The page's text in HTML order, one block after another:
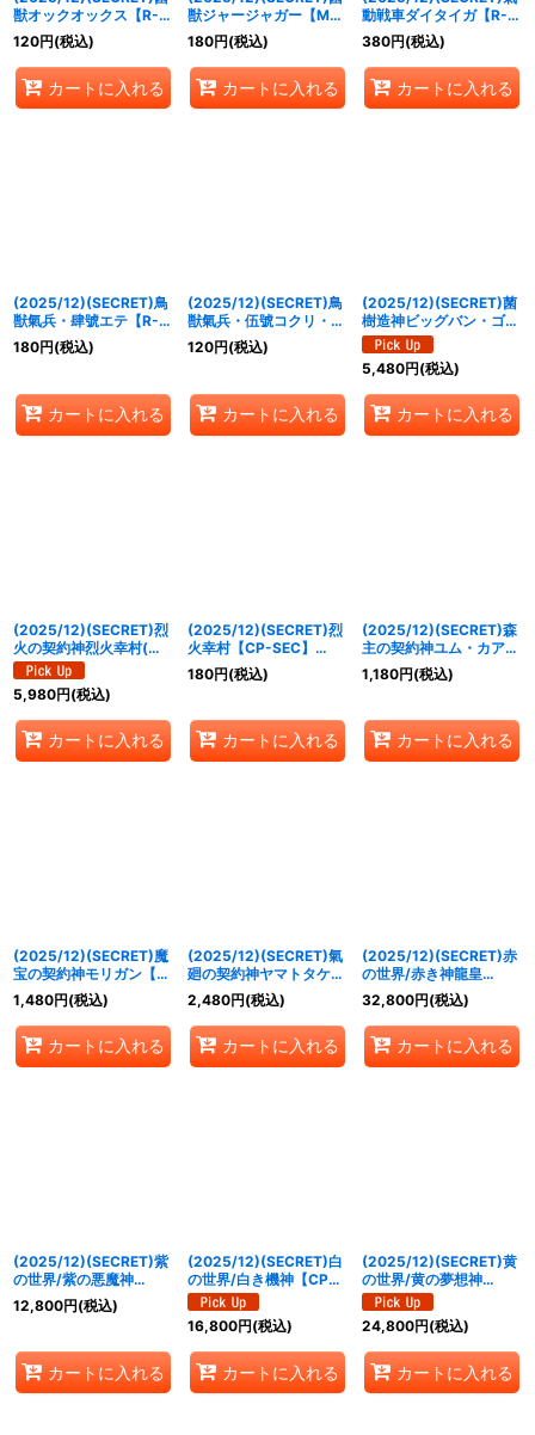
獣オックオックス【R-
SEC】{BS73-024}
《緑》
120円(税込)
カートに入れる
獣ジャージャガー【M-
SEC】{BS73-029}
《緑》
180円(税込)
カートに入れる
動戦車ダイタイガ【R-
SEC】{BS73-039}
《白》
380円(税込)
カートに入れる
(2025/12)(SECRET)鳥
獣氣兵・肆號エテ【R-
SEC】{BS73-055}
《青》
180円(税込)
カートに入れる
(2025/12)(SECRET)鳥
獣氣兵・伍號コクリ・ゴ
レム【M-SEC】{BS73-
057}《青》
120円(税込)
カートに入れる
(2025/12)(SECRET)菌
樹造神ビッグバン・ゴレ
ム【AX-SEC】{BS73-
AX01}《緑》
5,480円(税込)
カートに入れる
(2025/12)(SECRET)烈
火の契約神烈火幸村(ア
ニメ背景)【CP-SEC】
{BS73-CP01}《赤》
5,980円(税込)
カートに入れる
(2025/12)(SECRET)烈
火幸村【CP-SEC】
{BS73-CP02}《赤》
180円(税込)
カートに入れる
(2025/12)(SECRET)森
主の契約神ユム・カアシ
ュ【契約X-SEC】
{BS73-CX01}《緑》
1,180円(税込)
カートに入れる
(2025/12)(SECRET)魔
宝の契約神モリガン【契
約X-SEC】{BS73-
CX02}《黄》
1,480円(税込)
カートに入れる
(2025/12)(SECRET)氣
廻の契約神ヤマトタケル
【契約X-SEC】{BS73-
CX03}《多》
2,480円(税込)
カートに入れる
(2025/12)(SECRET)赤
の世界/赤き神龍皇
【CP-SEC】{BS73-
TCP01a/BS73-
TCP01b}《赤》
32,800円(税込)
カートに入れる
(2025/12)(SECRET)紫
の世界/紫の悪魔神
【CP-SEC】{BS73-
TCP02a/BS73-
12,800円(税込)
カートに入れる
(2025/12)(SECRET)白
の世界/白き機神【CP-
SEC】{BS73-
TCP04a/BS73-
TCP04b}《白》
16,800円(税込)
カートに入れる
(2025/12)(SECRET)黄
の世界/黄の夢想神
【CP-SEC】{BS73-
TCP05a/BS73-
TCP05b}《黄》
24,800円(税込)
カートに入れる